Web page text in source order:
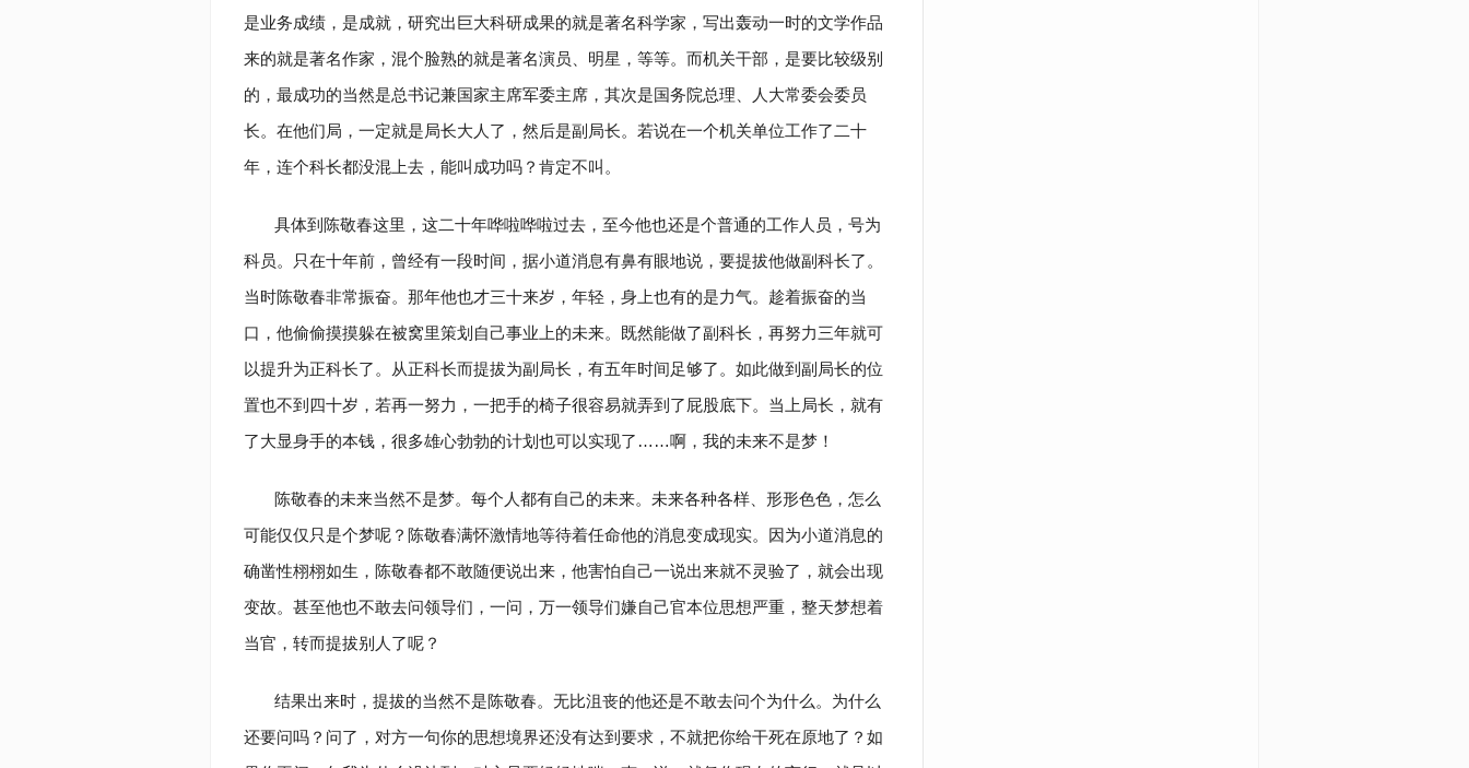
是业务成绩，是成就，研究出巨大科研成果的就是著名科学家，写出轰动一时的文学作品
来的就是著名作家，混个脸熟的就是著名演员、明星，等等。而机关干部，是要比较级别
的，最成功的当然是总书记兼国家主席军委主席，其次是国务院总理、人大常委会委员
长。在他们局，一定就是局长大人了，然后是副局长。若说在一个机关单位工作了二十
年，连个科长都没混上去，能叫成功吗？肯定不叫。
具体到陈敬春这里，这二十年哗啦哗啦过去，至今他也还是个普通的工作人员，号为
科员。只在十年前，曾经有一段时间，据小道消息有鼻有眼地说，要提拔他做副科长了。
当时陈敬春非常振奋。那年他也才三十来岁，年轻，身上也有的是力气。趁着振奋的当
口，他偷偷摸摸躲在被窝里策划自己事业上的未来。既然能做了副科长，再努力三年就可
以提升为正科长了。从正科长而提拔为副局长，有五年时间足够了。如此做到副局长的位
置也不到四十岁，若再一努力，一把手的椅子很容易就弄到了屁股底下。当上局长，就有
了大显身手的本钱，很多雄心勃勃的计划也可以实现了……啊，我的未来不是梦！
陈敬春的未来当然不是梦。每个人都有自己的未来。未来各种各样、形形色色，怎么
可能仅仅只是个梦呢？陈敬春满怀激情地等待着任命他的消息变成现实。因为小道消息的
确凿性栩栩如生，陈敬春都不敢随便说出来，他害怕自己一说出来就不灵验了，就会出现
变故。甚至他也不敢去问领导们，一问，万一领导们嫌自己官本位思想严重，整天梦想着
当官，转而提拔别人了呢？
结果出来时，提拔的当然不是陈敬春。无比沮丧的他还是不敢去问个为什么。为什么
还要问吗？问了，对方一句你的思想境界还没有达到要求，不就把你给干死在原地了？如